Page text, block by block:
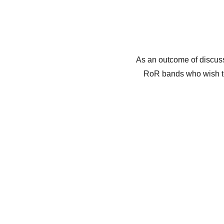
As an outcome of
RoR bands who wish